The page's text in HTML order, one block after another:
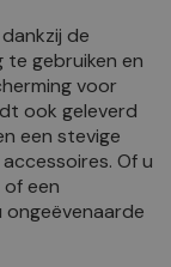
de
te gebruiken en
voor
ook geleverd
een stevige
Of u
een
ongeëvenaarde